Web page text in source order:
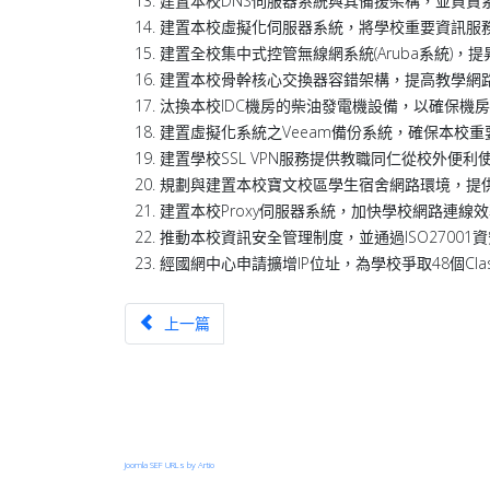
建置本校虛擬化伺服器系統，將學校重要資訊
建置全校集中式控管無線網系統(Aruba系統)，
建置本校骨幹核心交換器容錯架構，提高教學網
汰換本校IDC機房的柴油發電機設備，以確保機
建置虛擬化系統之Veeam備份系統，確保本校
建置學校SSL VPN服務提供教職同仁從校外便利
規劃與建置本校寶文校區學生宿舍網路環境，提
建置本校Proxy伺服器系統，加快學校網路連線
推動本校資訊安全管理制度，並通過ISO27001資
經國網中心申請擴增IP位址，為學校爭取48個
上一篇文章：TANet台中區域網路中心優良網路管理
上一篇
Joomla SEF URLs by Artio